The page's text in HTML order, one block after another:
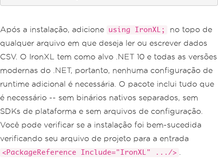
Após a instalação, adicione using IronXL;
no topo de
qualquer arquivo em que deseja ler ou escrever dados
CSV. O IronXL tem como alvo .NET 10 e todas as versões
modernas do .NET, portanto, nenhuma configuração de
runtime adicional é necessária. O pacote inclui tudo que
é necessário -- sem binários nativos separados, sem
SDKs de plataforma e sem arquivos de configuração.
Você pode verificar se a instalação foi bem-sucedida
verificando seu arquivo de projeto para a entrada
<PackageReference Include="IronXL" .../>